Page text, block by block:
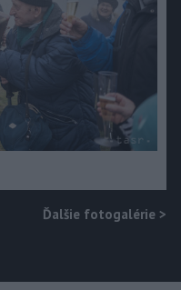
Ďalšie fotogalérie >